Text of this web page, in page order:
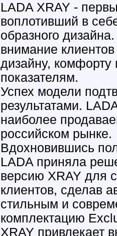
LADA XRAY -
воплотивший в
образного
внимание
дизайну,
показателям.
Успех модели
результатами.
наиболее
российском рынке.
Вдохновившись
LADA приняла
версию XRAY для
клиентов, сделав
стильным и
комплектацию
XRAY привлекает